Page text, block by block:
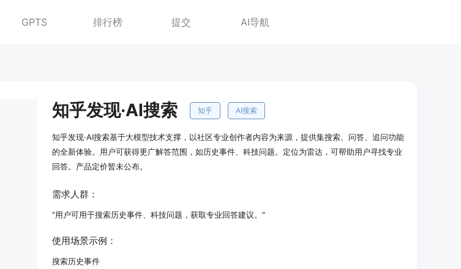
GPTS 排行榜 提交 AI导航
知乎发现·AI搜索 知乎 AI搜索
知乎发现·AI搜索基于大模型技术支撑，以社区专业创作者内容为来源，提供集搜索、问答、追问功能
的全新体验。用户可获得更广解答范围，如历史事件、科技问题。定位为雷达，可帮助用户寻找专业
回答。产品定价暂未公布。
需求人群：
"用户可用于搜索历史事件、科技问题，获取专业回答建议。"
使用场景示例：
搜索历史事件